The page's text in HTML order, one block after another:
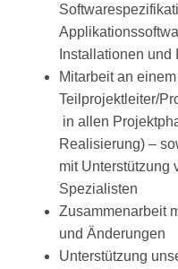
Installationen und
Mitarbeit an einem
Teilprojektleiter/
in allen
Realisierung) –
mit Unterstützung
Spezialisten
Zusammenarbeit
und Änderungen
Unterstützung